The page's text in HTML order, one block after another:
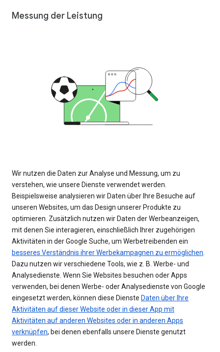
Messung der Leistung
Wir nutzen die Daten zur Analyse und Messung, um zu
verstehen, wie unsere Dienste verwendet werden.
Beispielsweise analysieren wir Daten über Ihre Besuche auf
unseren Websites, um das Design unserer Produkte zu
optimieren. Zusätzlich nutzen wir Daten der Werbeanzeigen,
mit denen Sie interagieren, einschließlich Ihrer zugehörigen
Aktivitäten in der Google Suche, um Werbetreibenden ein
besseres Verständnis ihrer Werbekampagnen zu ermöglichen.
Dazu nutzen wir verschiedene Tools, wie z. B. Werbe- und
Analysedienste. Wenn Sie Websites besuchen oder Apps
verwenden, bei denen Werbe- oder Analysedienste von Google
eingesetzt werden, können diese Dienste Daten über Ihre
Aktivitäten auf dieser Website oder in dieser App mit
Aktivitäten auf anderen Websites oder in anderen Apps
verknüpfen, bei denen ebenfalls unsere Dienste genutzt
werden.